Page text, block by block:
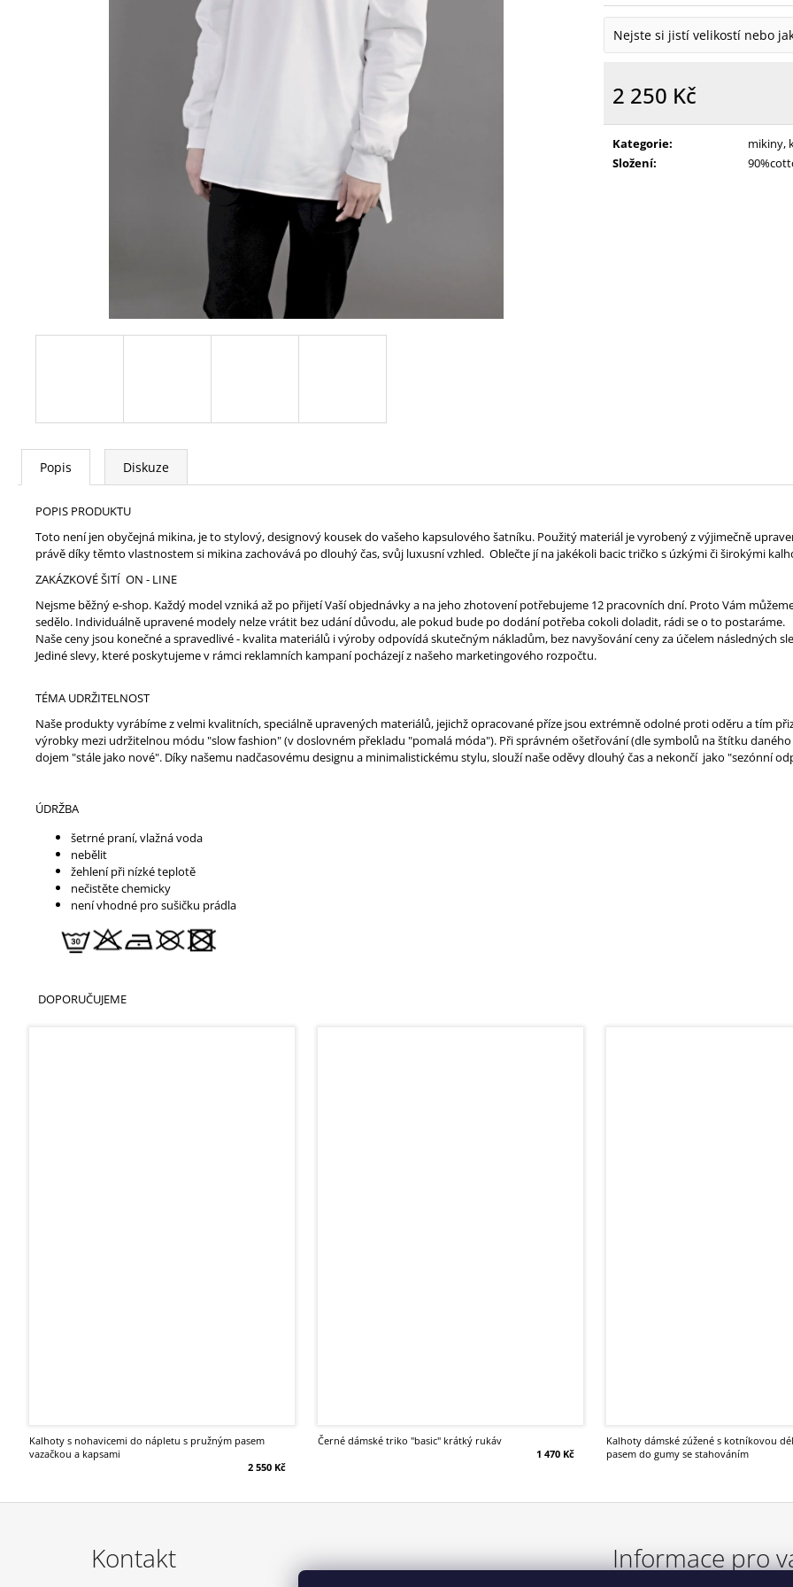
Nejste si jistí velikostí nebo
2 250 Kč
Kategorie:
mikiny,
Složení:
Popis Diskuze
POPIS PRODUKTU
Toto není jen obyčejná mikina, je to stylový, designový kousek do vašeho kapsulového šatníku. Použitý materiál je vyrobený z výjimečně
právě díky těmto vlastnostem si mikina zachovává po dlouhý čas, svůj luxusní vzhled. Oblečte jí na jakékoli bacic tričko s úzkými či širokými
ZAKÁZKOVÉ ŠITÍ ON - LINE
Nejsme běžný e-shop. Každý model vzniká až po přijetí Vaší objednávky a na jeho zhotovení potřebujeme 12 pracovních dní. Proto Vám
sedělo. Individuálně upravené modely nelze vrátit bez udání důvodu, ale pokud bude po dodání potřeba cokoli doladit, rádi se o to postaráme.
Naše ceny jsou konečné a spravedlivé - kvalita materiálů i výroby odpovídá skutečným nákladům, bez navyšování ceny za účelem následných
Jediné slevy, které poskytujeme v rámci reklamních kampaní pocházejí z našeho marketingového rozpočtu.
TÉMA UDRŽITELNOST
Naše produkty vyrábíme z velmi kvalitních, speciálně upravených materiálů, jejichž opracované příze jsou extrémně odolné proti oděru a tím
výrobky mezi udržitelnou módu "slow fashion" (v doslovném překladu "pomalá móda"). Při správném ošetřování (dle symbolů na štítku
dojem "stále jako nové". Díky našemu nadčasovému designu a minimalistickému stylu, slouží naše oděvy dlouhý čas a nekončí jako "sezónní
ÚDRŽBA
šetrné praní, vlažná voda
nebělit
žehlení při nízké teplotě
nečistěte chemicky
není vhodné pro sušičku prádla
DOPORUČUJEME
kalhoty s nohavicemi do nápletu s pružným pasem
vazačkou a kapsami
2 550 Kč
černé dámské triko "basic" krátký rukáv
1 470 Kč
kalhoty dámské zúžené s kotníkovou délkou kapsami a
pasem do gumy se stahováním
Kontakt Informace pro